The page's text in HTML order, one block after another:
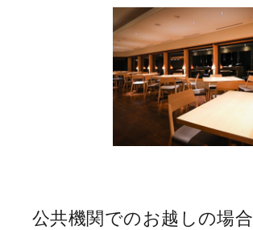
公共機関でのお越しの場合